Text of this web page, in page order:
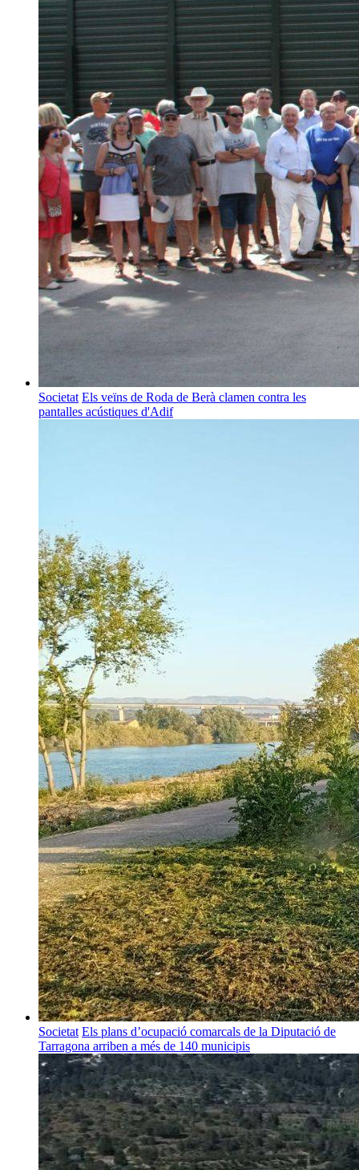
Societat Els veïns de Roda de Berà clamen contra les
pantalles acústiques d'Adif
Societat Els plans d’ocupació comarcals de la Diputació de
Tarragona arriben a més de 140 municipis